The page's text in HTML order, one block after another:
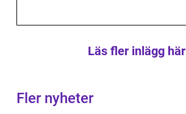
Läs fler inlägg här
Fler nyheter